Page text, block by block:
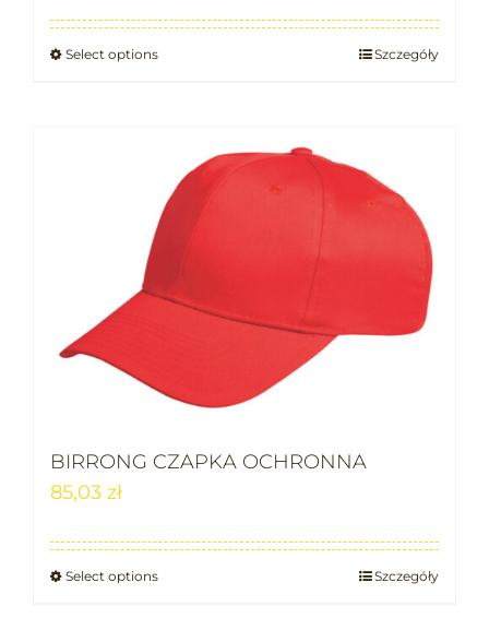
Select options Szczegóły
BIRRONG CZAPKA OCHRONNA
85,03 zł
Select options Szczegóły